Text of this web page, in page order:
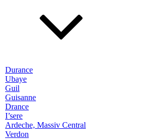
Durance
Ubaye
Guil
Guisanne
Drance
I’sere
Ardeche, Massiv Central
Verdon